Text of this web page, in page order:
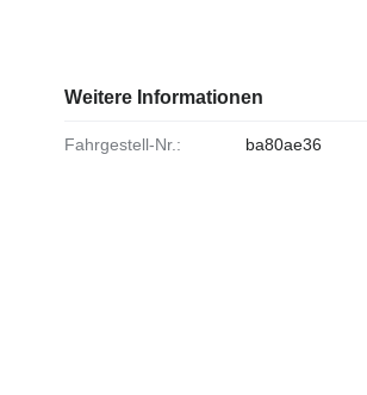
Weitere Informationen
Fahrgestell-Nr.: ba80ae36